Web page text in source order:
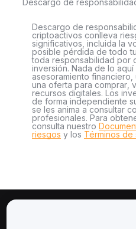
Descargo de
Descargo de
criptoactivos conlleva
significativos, incluida la
posible pérdida de todo
toda responsabilidad por
inversión. Nada de lo
asesoramiento
una oferta para comprar,
recursos digitales. Los
de forma independiente
se les anima a consultar
profesionales. Para
consulta nuestro
riesgos y los Términos de